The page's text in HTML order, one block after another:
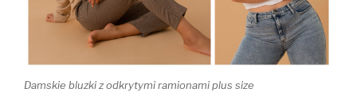
Damskie bluzki z odkrytymi ramionami plus size